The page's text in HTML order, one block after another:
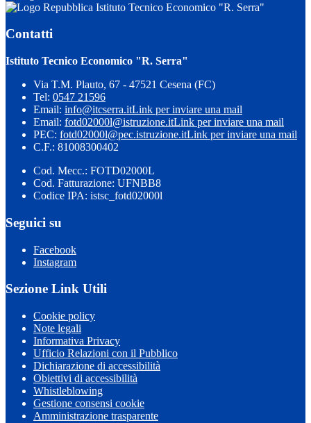
Istituto Tecnico Economico "R. Serra"
Contatti
Istituto Tecnico Economico "R. Serra"
Via T.M. Plauto, 67 - 47521 Cesena (FC)
Tel: 0547 21596
Email: info@itcserra.itLink per inviare una mail
Email: fotd02000l@istruzione.itLink per inviare una mail
PEC: fotd02000l@pec.istruzione.itLink per inviare una mail
C.F.: 81008300402
Cod. Mecc.: FOTD02000L
Cod. Fatturazione: UFNBB8
Codice IPA: istsc_fotd02000l
Seguici su
Facebook
Instagram
Sezione Link Utili
Cookie policy
Note legali
Informativa Privacy
Ufficio Relazioni con il Pubblico
Dichiarazione di accessibilità
Obiettivi di accessibilità
Whistleblowing
Gestione consensi cookie
Amministrazione trasparente